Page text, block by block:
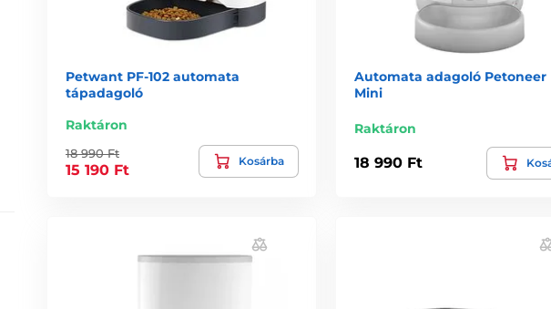
Petwant PF-102 automata
tápadagoló
Raktáron
18 990 Ft
15 190 Ft
Kosárba
Automata adagoló Petoneer
Mini
Raktáron
18 990 Ft